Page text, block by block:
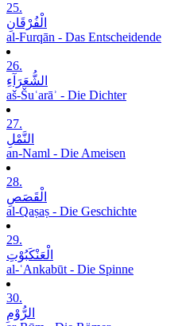
25.
الْفُرْقَانِ
al-Furqān - Das Entscheidende
26.
الشُّعَرَآءِ
aš-Šuʿarāʾ - Die Dichter
27.
النَّمْلِ
an-Naml - Die Ameisen
28.
الْقَصَصِ
al-Qaṣaṣ - Die Geschichte
29.
الْعَنْکَبُوْتِ
al-ʿAnkabūt - Die Spinne
30.
الرُّوْمِ